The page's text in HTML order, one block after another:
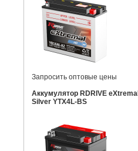
Запросить оптовые цены
Аккумулятор RDRIVE eXtremal
Silver YTX4L-BS